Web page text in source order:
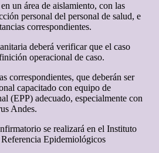
un área de aislamiento, con las
personal del personal de salud, e
correspondientes.
deberá verificar que el caso
operacional de caso.
correspondientes, que deberán ser
capacitado con equipo de
(EPP) adecuado, especialmente con
Andes.
se realizará en el Instituto
Epidemiológicos